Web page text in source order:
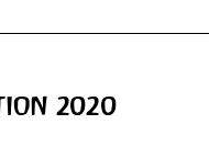
2020